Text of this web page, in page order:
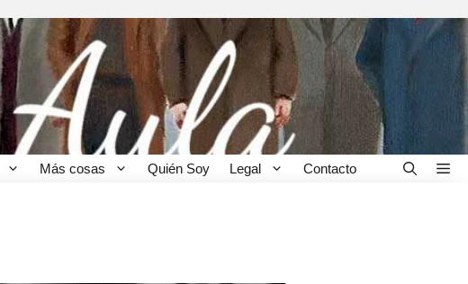
Más cosas Quién Soy Legal Contacto